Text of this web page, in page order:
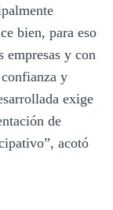
bien, para eso
empresas y con
y
exige
de
acotó